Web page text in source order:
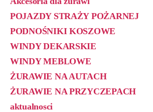
POJAZDY STRAŻY POŻARNEJ
PODNOŚNIKI KOSZOWE
WINDY DEKARSKIE
WINDY MEBLOWE
ŻURAWIE NA AUTACH
ŻURAWIE NA PRZYCZEPACH
aktualnosci